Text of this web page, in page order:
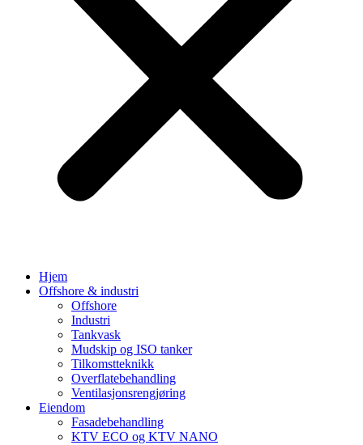
Hjem
Offshore & industri
Offshore
Industri
Tankvask
Mudskip og ISO tanker
Tilkomstteknikk
Overflatebehandling
Ventilasjonsrengjøring
Eiendom
Fasadebehandling
KTV ECO og KTV NANO